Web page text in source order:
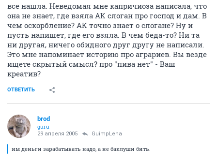
все нашла. Неведомая мне капричиоза написала, что
она не знает, где взяла АК слоган про господ и дам. В
чем оскорбление? АК точно знает о слогане? Ну и
пусть напишет, где его взяла. В чем беда-то? Ни та
ни другая, ничего обидного друг другу не написали.
Это мне напоминает историю про аграриев. Вы везде
ищете скрытый смысл? про "пива нет" - Ваш
креатив?
ОТВЕТИТЬ
brod
guru
29 апреля 2005 GuimpLena
им деньги зарабатывать надо, а не баклуши бить.